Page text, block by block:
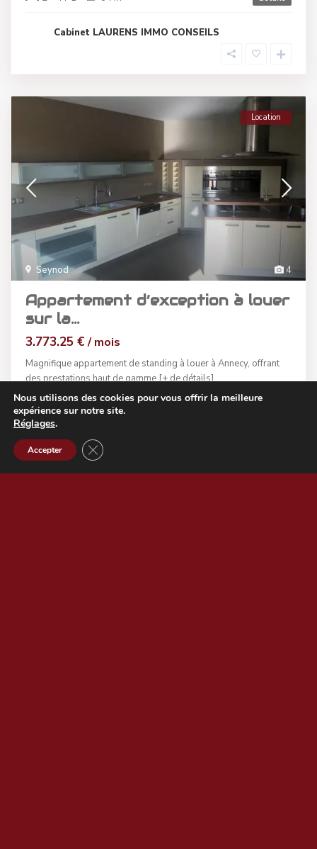
Cabinet LAURENS IMMO CONSEILS
4
Seynod
Location
Appartement d’exception à louer
sur la...
3.773.25 €/ mois
Magnifique appartement de standing à louer à Annecy, offrant
des prestations haut de gamme[+ de détails]
4
1 279 m2 détails
Listes de biens
Nous utilisons des cookies pour vous offrir la meilleure
expérience sur notre site.
Réglages.
Accepter Fermer la bannière des cookies GDPR